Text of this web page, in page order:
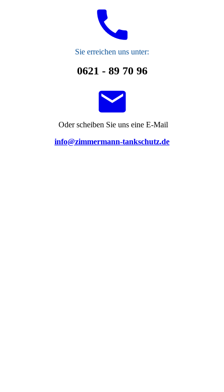
Sie erreichen uns unter:
0621 - 89 70 96
Oder scheiben Sie uns eine E-Mail
info@zimmermann-tankschutz.de